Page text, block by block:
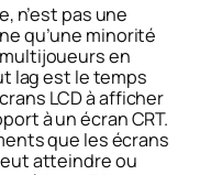
n’est pas une
qu’une minorité
en
lag est le temps
LCD à afficher
à un écran CRT.
que les écrans
atteindre ou